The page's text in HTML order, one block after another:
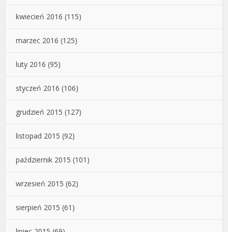
kwiecień 2016 (115)
marzec 2016 (125)
luty 2016 (95)
styczeń 2016 (106)
grudzień 2015 (127)
listopad 2015 (92)
październik 2015 (101)
wrzesień 2015 (62)
sierpień 2015 (61)